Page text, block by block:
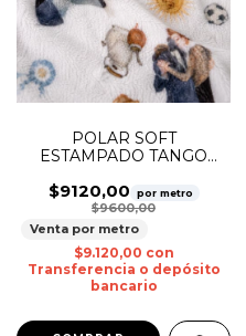
POLAR SOFT
ESTAMPADO TANGO
$9120,00 por metro
$9600,00
Venta por metro
$9.120,00 con
Transferencia o depósito
bancario